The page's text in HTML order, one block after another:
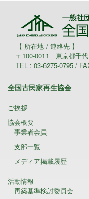
【 所在地 / 連絡先 】
〒100-0011 東京都千
TEL : 03-6275-0795 /
全国古民家再生協会
ご挨拶
協会概要
事業者会員
支部一覧
メディア掲載履歴
活動情報
再築基準検討委員会